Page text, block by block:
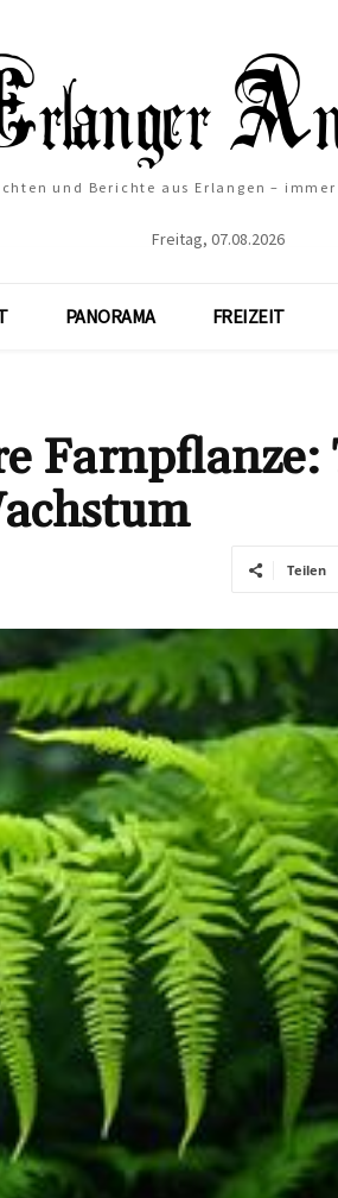
und Berichte aus Erlangen –
Freitag, 07.08.2026
PANORAMA FREIZEIT
Teilen